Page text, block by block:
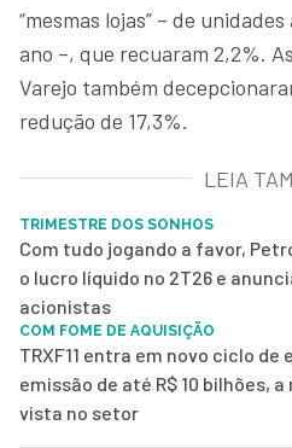
“mesmas lojas” – de
ano –, que recuaram 2,2%.
Varejo também
redução de 17,3%.
LEIA
TRIMESTRE DOS SONHOS
Com tudo jogando a favor,
o lucro líquido no 2T26 e
acionistas
COM FOME DE AQUISIÇÃO
TRXF11 entra em novo ciclo de
emissão de até R$ 10 bilhões,
vista no setor